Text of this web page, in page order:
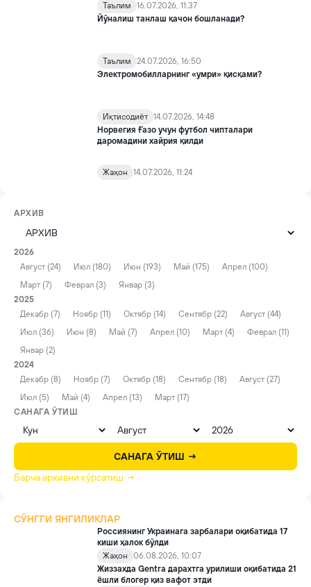
Таълим
16.07.2026, 11:37
Йўналиш танлаш қачон бошланади?
Таълим
24.07.2026, 16:50
Электромобилларнинг «умри» қисқами?
Иқтисодиёт 14.07.2026, 14:48
Норвегия Ғазо учун футбол чипталари
даромадини хайрия қилди
Жаҳон 14.07.2026, 11:24
АРХИВ
2026
Август (24)
Июл (180) Июн (193) Май (175)
Апрел (100)
Март (7)
Феврал (3)
Январ (3)
2025
Декабр (7)
Ноябр (11) Октябр (14) Сентябр (22)
Август (44)
Июл (36)
Июн (8) Май (7) Апрел (10) Март (4)
Феврал (11)
Январ (2)
2024
Декабр (8)
Ноябр (7) Октябр (18) Сентябр (18)
Август (27)
Июл (5)
Май (4) Апрел (13)
Март (17)
САНАГА ЎТИШ
САНАГА ЎТИШ →
Барча архивни кўрсатиш →
СЎНГГИ ЯНГИЛИКЛАР
Россиянинг Украинага зарбалари оқибатида 17
киши ҳалок бўлди
Жаҳон
06.08.2026, 10:07
Жиззахда Gentra дарахтга урилиши оқибатида 21
ёшли блогер қиз вафот этди